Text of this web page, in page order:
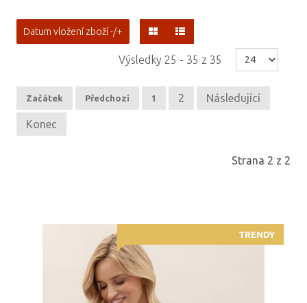
Datum vložení zboží -/+
Výsledky 25 - 35 z 35
Začátek Předchozí 1 2 Následující
Konec
Strana 2 z 2
TRENDY